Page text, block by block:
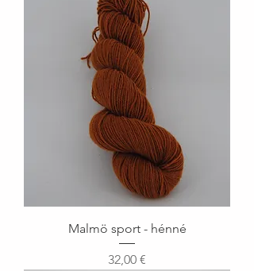
Malmö sport - hénné
Prix
32,00 €